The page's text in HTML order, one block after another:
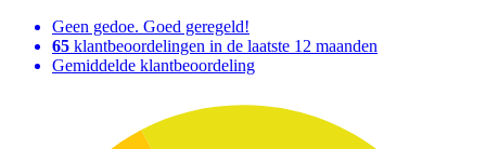
Geen gedoe. Goed geregeld!
65 klantbeoordelingen in de laatste 12 maanden
Gemiddelde klantbeoordeling